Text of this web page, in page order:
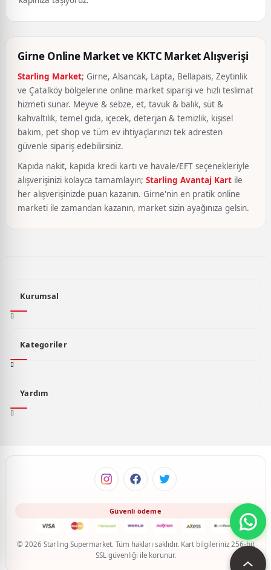
Girne Online Market ve KKTC Market Alışverişi
Starling Market; Girne, Alsancak, Lapta, Bellapais, Zeytinlik
ve Çatalköy bölgelerine online market siparişi ve hızlı teslimat
hizmeti sunar. Meyve & sebze, et, tavuk & balık, süt &
kahvaltılık, temel gıda, içecek, deterjan & temizlik, kişisel
bakım, pet shop ve tüm ev ihtiyaçlarınızı tek adresten
güvenle sipariş edebilirsiniz.
Kapıda nakit, kapıda kredi kartı ve havale/EFT seçenekleriyle
alışverişinizi kolayca tamamlayın; Starling Avantaj Kart ile
her alışverişinizde puan kazanın. Girne'nin en pratik online
marketi ile zamandan kazanın, market sizin ayağınıza gelsin.
Kurumsal
Kategoriler
Yardım
© 2026 Starling Supermarket. Tüm hakları saklıdır. Kart bilgileriniz 256-bit
SSL güvenliği ile korunur.